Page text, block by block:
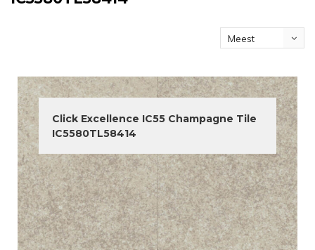
Meest
Click Excellence IC55 Champagne Tile
IC5580TL58414